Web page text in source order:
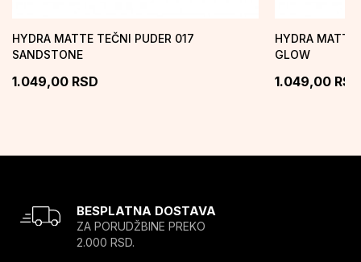
HYDRA MATTE TEČNI PUDER 017
SANDSTONE
1.049,00 RSD
HYDRA MATTE
GLOW
1.049,00 RSD
BESPLATNA DOSTAVA
ZA PORUDŽBINE PREKO
2.000 RSD.